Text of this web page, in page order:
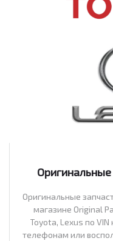
Оригинальные
магазине Original
Toyota, Lexus по
телефонам или